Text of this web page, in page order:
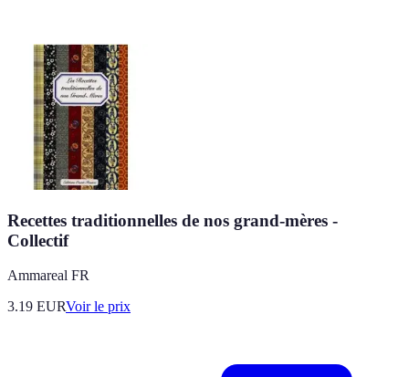
Recettes traditionnelles de nos grand-mères -
Collectif
Ammareal FR
3.19 EURVoir le prix